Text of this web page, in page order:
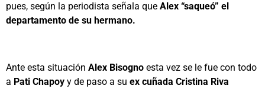
pues, según la periodista señala que Alex “saqueó” el
departamento de su hermano.
Ante esta situación Alex Bisogno esta vez se le fue con todo
a Pati Chapoy y de paso a su ex cuñada Cristina Riva